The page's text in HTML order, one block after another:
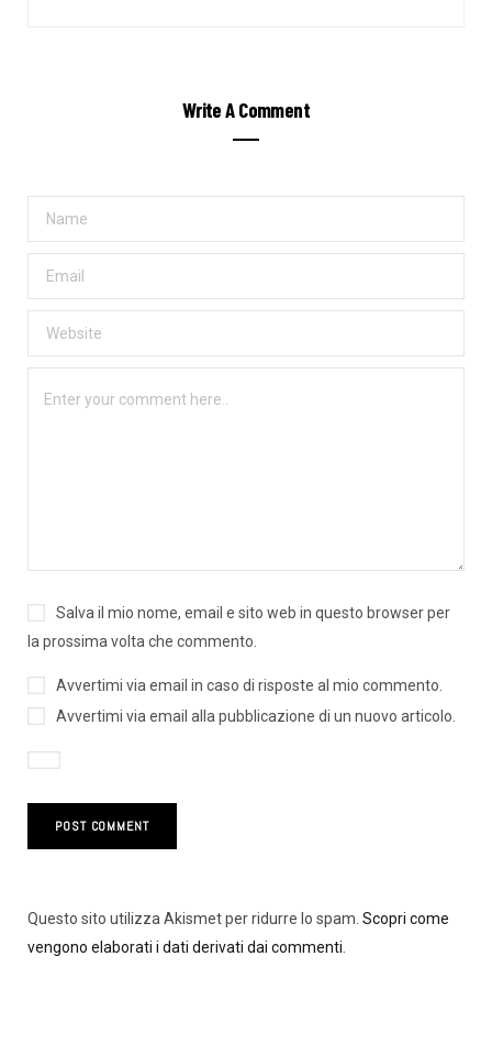
Write A Comment
Salva il mio nome, email e sito web in questo browser per
la prossima volta che commento.
Avvertimi via email in caso di risposte al mio commento.
Avvertimi via email alla pubblicazione di un nuovo articolo.
Questo sito utilizza Akismet per ridurre lo spam. Scopri come
vengono elaborati i dati derivati dai commenti